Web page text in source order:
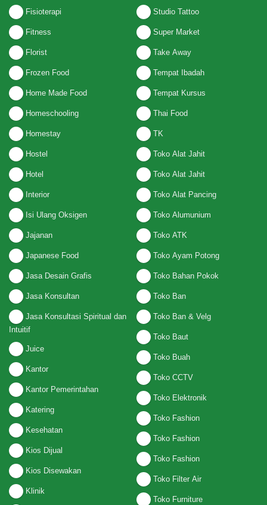
Fisioterapi
Fitness
Florist
Frozen Food
Home Made Food
Homeschooling
Homestay
Hostel
Hotel
Interior
Isi Ulang Oksigen
Jajanan
Japanese Food
Jasa Desain Grafis
Jasa Konsultan
Jasa Konsultasi Spiritual dan
Intuitif
Juice
Kantor
Kantor Pemerintahan
Katering
Kesehatan
Kios Dijual
Kios Disewakan
Klinik
Studio Tattoo
Super Market
Take Away
Tempat Ibadah
Tempat Kursus
Thai Food
TK
Toko Alat Jahit
Toko Alat Jahit
Toko Alat Pancing
Toko Alumunium
Toko ATK
Toko Ayam Potong
Toko Bahan Pokok
Toko Ban
Toko Ban & Velg
Toko Baut
Toko Buah
Toko CCTV
Toko Elektronik
Toko Fashion
Toko Fashion
Toko Fashion
Toko Filter Air
Toko Furniture